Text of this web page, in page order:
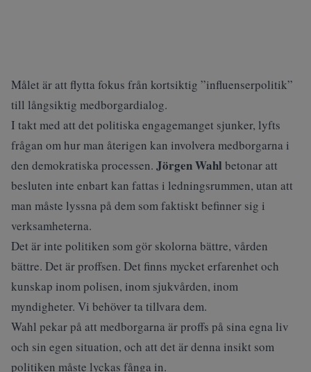
Målet är att flytta fokus från kortsiktig ”influenserpolitik”
till långsiktig medborgardialog.
I takt med att det politiska engagemanget sjunker, lyfts
frågan om hur man återigen kan involvera medborgarna i
den demokratiska processen. Jörgen Wahl betonar att
besluten inte enbart kan fattas i ledningsrummen, utan att
man måste lyssna på dem som faktiskt befinner sig i
verksamheterna.
Det är inte politiken som gör skolorna bättre, vården
bättre. Det är proffsen. Det finns mycket erfarenhet och
kunskap inom polisen, inom sjukvården, inom
myndigheter. Vi behöver ta tillvara dem.
Wahl pekar på att medborgarna är proffs på sina egna liv
och sin egen situation, och att det är denna insikt som
politiken måste lyckas fånga in.